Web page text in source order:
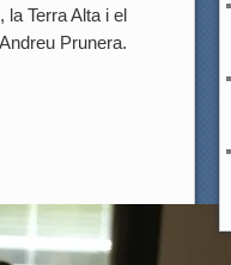
la Terra Alta i el
Prunera.